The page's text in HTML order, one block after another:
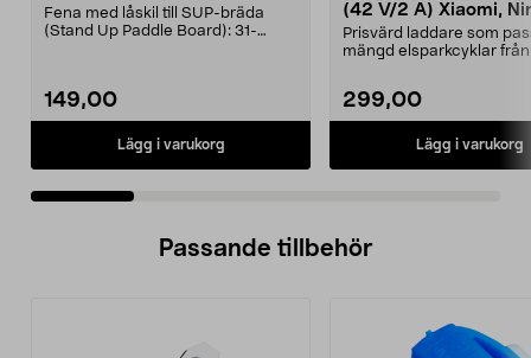
Fena med låskil till SUP-bräda
(Stand Up Paddle Board): 31-
149,00
Lägg i varukorg
(42 V/2 A) Xiaomi,
E-Way m.fl.
Prisvärd laddare som
mängd elsparkcyklar från
299,00
Lägg i varukorg
Passande tillbehör